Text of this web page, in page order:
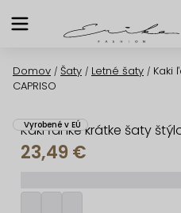
na
Domov / Šaty / Letné šaty / Kaki
CAPRISO
Kaki ľahké krátke šaty
Vyrobené v EÚ
23,49 €